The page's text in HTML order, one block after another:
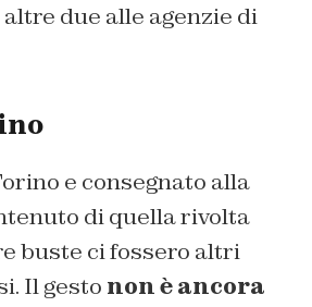
altre due alle agenzie di
e consegnato alla
di quella rivolta
buste ci fossero altri
Il gesto non è ancora